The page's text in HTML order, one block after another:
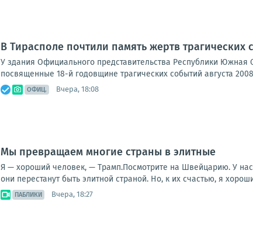
В Тирасполе почтили память жертв трагических
У здания Официального представительства Республики
посвященные 18-й годовщине трагических событий августа
ОФИЦ. Вчера, 18:08
Мы превращаем многие страны в элитные
Я — хороший человек, — Трамп.Посмотрите на Швейцарию. У
они перестанут быть элитной страной. Но, к их счастью, я
ПАБЛИКИ Вчера, 18:27